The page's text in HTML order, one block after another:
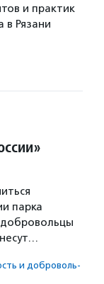
и практик
в Рязани
парка
и доброволь­